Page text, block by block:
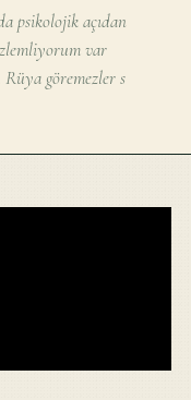
psikolojik açıdan
var
göremezler s